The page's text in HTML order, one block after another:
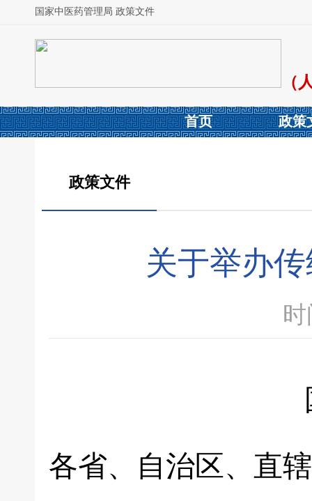
国家中医药管理局 政策文件
（
首页 政策
政策文件
关于举办
各省、自治区、直